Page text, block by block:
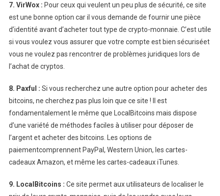
7. VirWox : Pour ceux qui veulent un peu plus de sécurité, ce site
est une bonne option car il vous demande de fournir une pièce
d’identité avant d’acheter tout type de crypto-monnaie. C’est utile
si vous voulez vous assurer que votre compte est bien sécuriséet
vous ne voulez pas rencontrer de problèmes juridiques lors de
l’achat de cryptos.
8. Paxful : Si vous recherchez une autre option pour acheter des
bitcoins, ne cherchez pas plus loin que ce site ! Il est
fondamentalement le même que LocalBitcoins mais dispose
d’une variété de méthodes faciles à utiliser pour déposer de
l’argent et acheter des bitcoins. Les options de
paiementcomprennent PayPal, Western Union, les cartes-
cadeaux Amazon, et même les cartes-cadeaux iTunes.
9. LocalBitcoins : Ce site permet aux utilisateurs de localiser le